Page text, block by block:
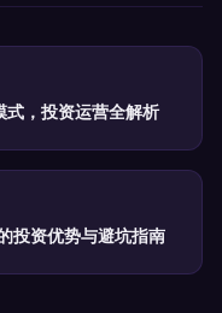
，投资运营全解析
投资优势与避坑指南